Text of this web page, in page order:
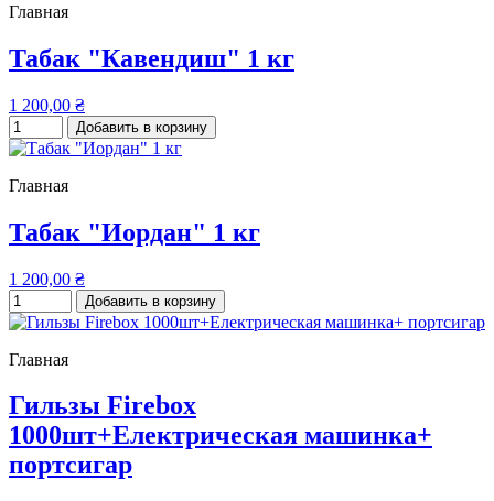
Главная
Табак "Кавендиш" 1 кг
1 200,00 ₴
Добавить в корзину
Главная
Табак "Иордан" 1 кг
1 200,00 ₴
Добавить в корзину
Главная
Гильзы Firebox
1000шт+Електрическая машинка+
портсигар